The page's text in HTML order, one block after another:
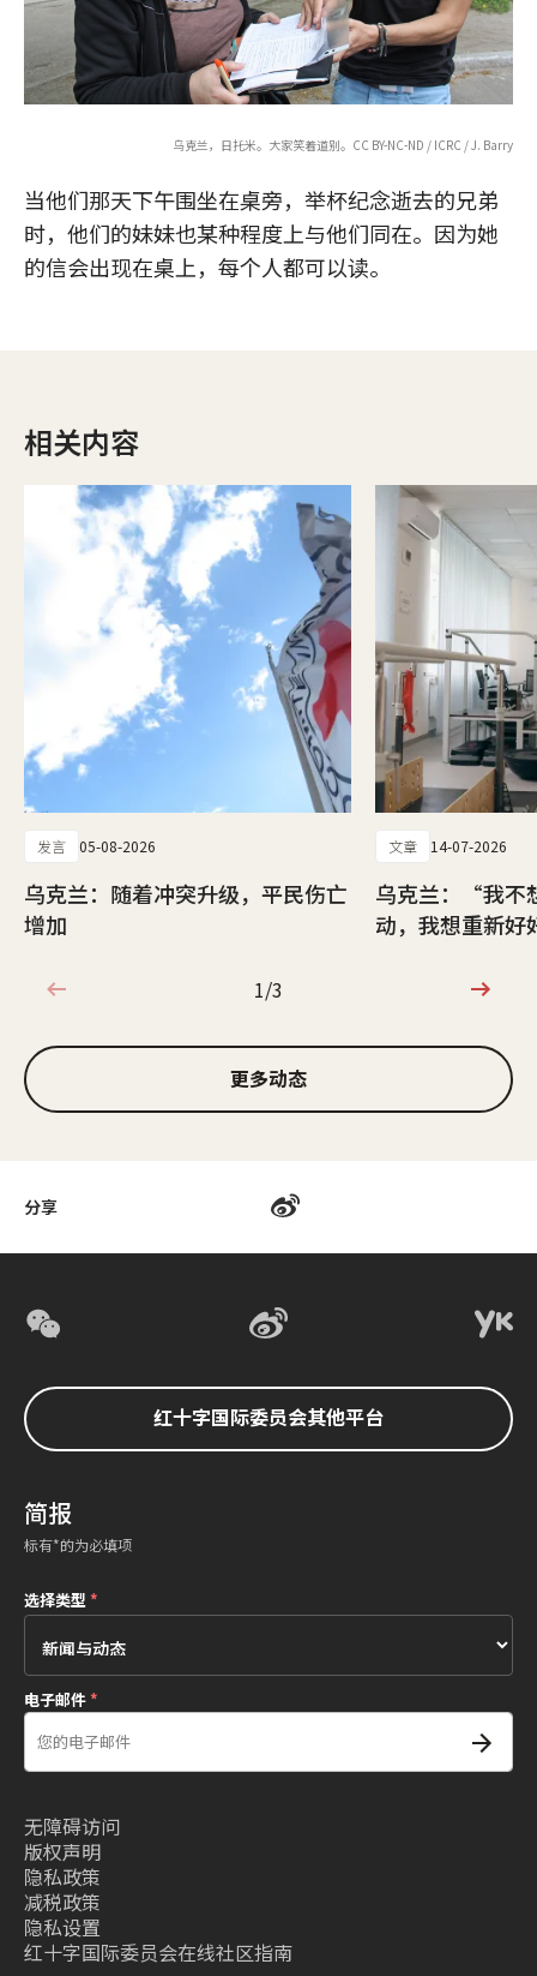
分享
乌克兰，日托米。大家笑着道别。CC BY-NC-ND / ICRC / J. Barry
当他们那天下午围坐在桌旁，举杯纪念逝去的兄弟
时，他们的妹妹也某种程度上与他们同在。因为她
的信会出现在桌上，每个人都可以读。
相关内容
发言 05-08-2026
乌克兰：随着冲突升级，平民伤亡
增加
文章 14-07-2026
乌克兰：“我不
动，我想重新
1/3
1/3
更多动态
红十字国际委员会其他平台
简报
标有*的为必填项
选择类型 *
电子邮件*
无障碍访问
版权声明
隐私政策
减税政策
隐私设置
红十字国际委员会在线社区指南